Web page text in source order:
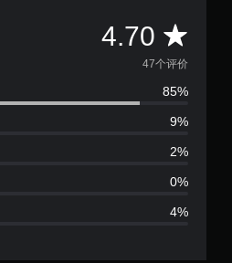
4.70 平
均
评
价
47个评价
85%
9%
2%
0%
4%